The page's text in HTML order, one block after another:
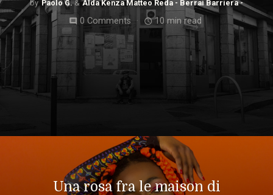
Paolo G. Alda Kenza Matteo Reda - Berrai Barriera -
comment 0 Comments access_time10 min read
Una rosa fra le maison di